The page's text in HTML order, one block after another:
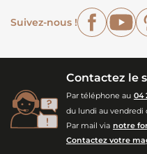
Suivez-nous !
Contactez le
Par téléphone au 04
du lundi au vendredi
Par mail via notre
Contactez votre